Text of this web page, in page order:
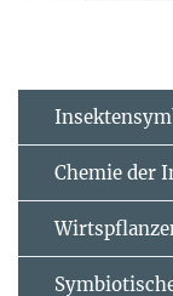
Chemie der